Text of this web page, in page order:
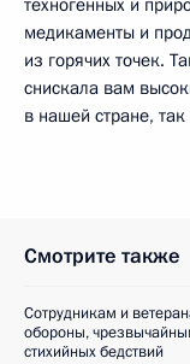
техногенных и
медикаменты и
из горячих точек.
снискала вам
в нашей стране,
Смотрите также
Сотрудникам и
обороны,
стихийных бедствий